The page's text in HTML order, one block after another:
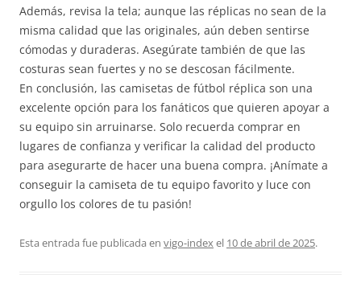
Además, revisa la tela; aunque las réplicas no sean de la
misma calidad que las originales, aún deben sentirse
cómodas y duraderas. Asegúrate también de que las
costuras sean fuertes y no se descosan fácilmente.
En conclusión, las camisetas de fútbol réplica son una
excelente opción para los fanáticos que quieren apoyar a
su equipo sin arruinarse. Solo recuerda comprar en
lugares de confianza y verificar la calidad del producto
para asegurarte de hacer una buena compra. ¡Anímate a
conseguir la camiseta de tu equipo favorito y luce con
orgullo los colores de tu pasión!
Esta entrada fue publicada en vigo-indexel 10 de abril de 2025.